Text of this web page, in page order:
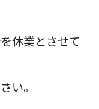
休業とさせて
い。